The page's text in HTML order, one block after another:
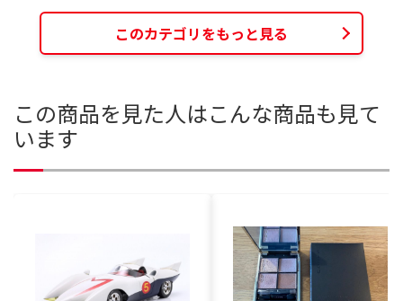
このカテゴリをもっと見る
この商品を見た人はこんな商品も見て
います